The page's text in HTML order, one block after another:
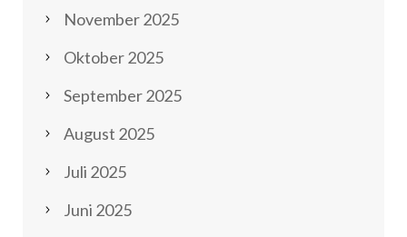
November 2025
Oktober 2025
September 2025
August 2025
Juli 2025
Juni 2025